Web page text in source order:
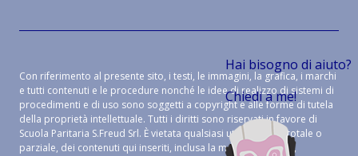
Hai bisogno di aiuto?
Chiedi a me!
Con riferimento al presente sito, i testi, le immagini, la grafica, i marchi
e tutti contenuti e le procedure nonché le idee di realizzo di sistemi di
procedimenti e di uso sono soggetti a copyright e alle forme di tutela
della proprietà intellettuale. Tutti i diritti sono riservati in favore di
Scuola Paritaria S.Freud Srl. È vietata qualsiasi utilizzazione, totale o
parziale, dei contenuti qui inseriti, inclusa la memorizzazione,